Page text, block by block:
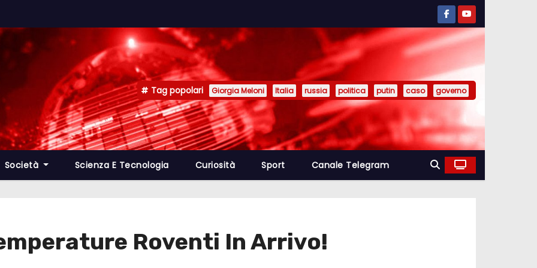
Tag popolari Giorgia Meloni Italia russia politica putin caso governo
Società Scienza E Tecnologia Curiosità Sport Canale Telegram
Roventi In Arrivo!